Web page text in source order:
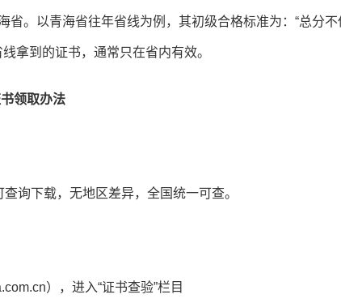
省。以青海省往年省线为例，其初级合格标准为：“总分
拿到的证书，通常只在省内有效。
领取办法
询下载，无地区差异，全国统一可查。
），进入“证书查验”栏目